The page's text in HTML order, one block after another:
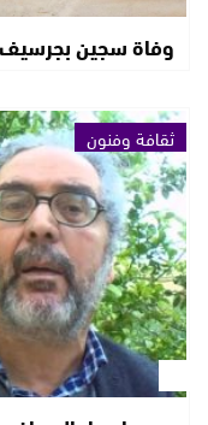
وفاة سجين
ثقافة وفنون